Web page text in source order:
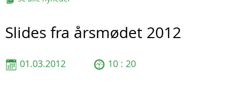
Slides fra årsmødet 2012
01.03.2012 10 : 20